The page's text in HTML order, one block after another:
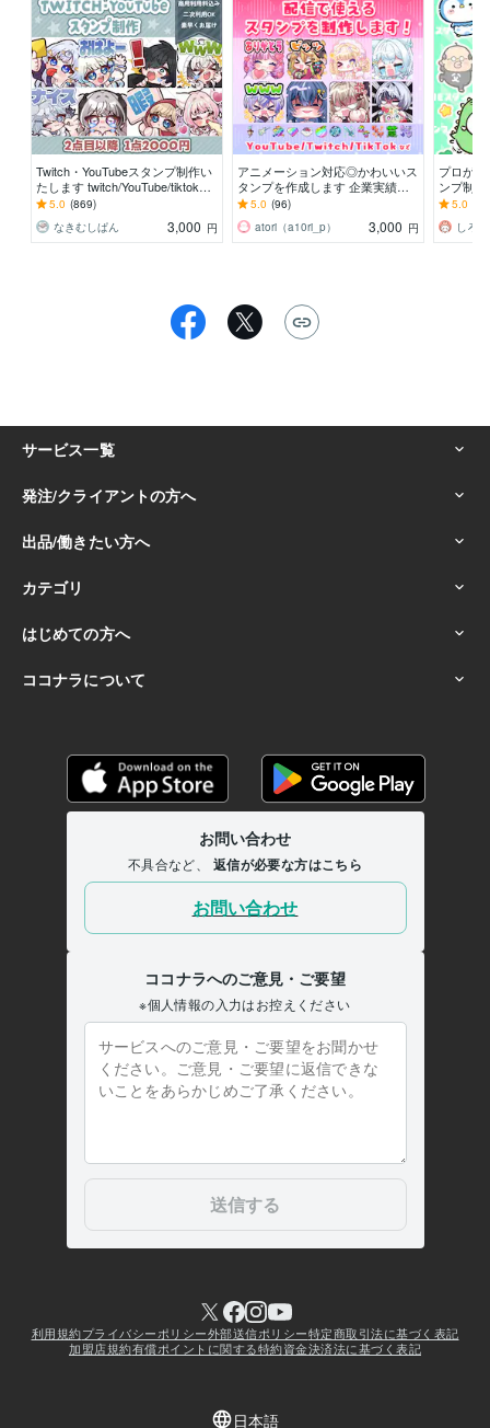
Twitch・YouTubeスタンプ制作い
たします twitch/YouTube/tiktok配
信用スタンプ制作
5.0 (869)
なきむしぱん
3,000 円
アニメーション対応◎かわいいス
タンプを作成します 企業実績多
数有！YouTube・Twitch・TikTok
☆
5.0 (96)
atori（a10ri_p）
3,000 円
プロが
ンプ制
e、
☆
5.0
しろ